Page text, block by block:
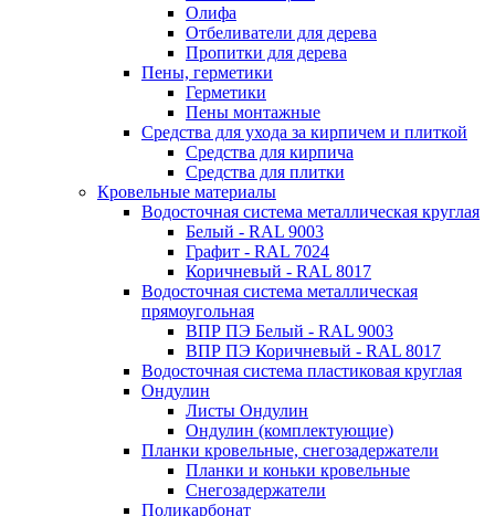
Олифа
Отбеливатели для дерева
Пропитки для дерева
Пены, герметики
Герметики
Пены монтажные
Средства для ухода за кирпичем и плиткой
Средства для кирпича
Средства для плитки
Кровельные материалы
Водосточная система металлическая круглая
Белый - RAL 9003
Графит - RAL 7024
Коричневый - RAL 8017
Водосточная система металлическая
прямоугольная
ВПР ПЭ Белый - RAL 9003
ВПР ПЭ Коричневый - RAL 8017
Водосточная система пластиковая круглая
Ондулин
Листы Ондулин
Ондулин (комплектующие)
Планки кровельные, снегозадержатели
Планки и коньки кровельные
Снегозадержатели
Поликарбонат